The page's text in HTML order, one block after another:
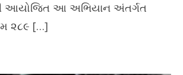
આયોજિત આ અભિયાન અંતર્ગત
૨૮૯ […]